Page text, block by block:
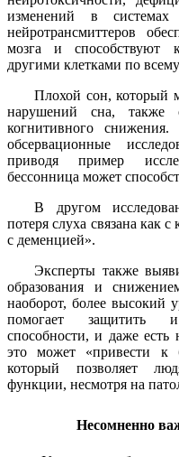
изменений в системах
нейротрансмиттеров
мозга и способствуют
другими клетками по всему
Плохой сон, который
нарушений сна, также
когнитивного
обсервационные
приводя пример
бессонница может
В другом
потеря слуха связана как
с деменцией».
Эксперты также
образования и
наоборот, более высокий
помогает защитить
способности, и даже есть
это может «привести к
который позволяет
функции, несмотря на
Несомненно